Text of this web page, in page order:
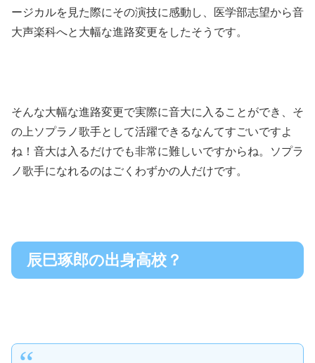
ージカルを見た際にその演技に感動し、医学部志望から音
大声楽科へと大幅な進路変更をしたそうです。
そんな大幅な進路変更で実際に音大に入ることができ、そ
の上ソプラノ歌手として活躍できるなんてすごいですよ
ね！音大は入るだけでも非常に難しいですからね。ソプラ
ノ歌手になれるのはごくわずかの人だけです。
辰巳琢郎の出身高校？